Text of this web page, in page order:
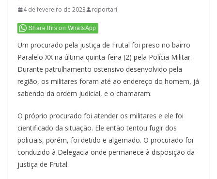
4 de fevereiro de 2023 rdportari
Share this on WhatsApp
Um procurado pela justiça de Frutal foi preso no bairro
Paralelo XX na última quinta-feira (2) pela Polícia Militar.
Durante patrulhamento ostensivo desenvolvido pela
região, os militares foram até ao endereço do homem, já
sabendo da ordem judicial, e o chamaram.
O próprio procurado foi atender os militares e ele foi
cientificado da situação. Ele então tentou fugir dos
policiais, porém, foi detido e algemado. O procurado foi
conduzido à Delegacia onde permanece à disposição da
justiça de Frutal.